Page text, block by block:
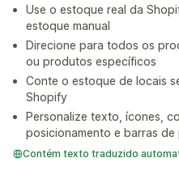
Use o estoque real da
estoque manual
Direcione para todos os
ou produtos específicos
Conte o estoque de locais
Shopify
Personalize texto, ícones,
posicionamento e barras de
Contém texto traduzido